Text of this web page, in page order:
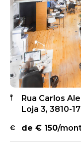
Rua Carlos
Loja 3, 3810-
de € 150/